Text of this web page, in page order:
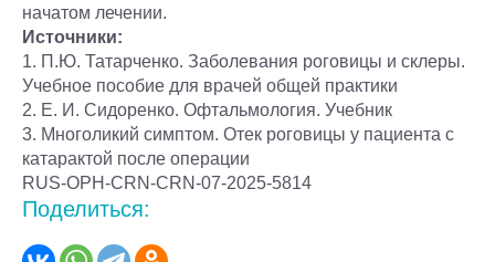
начатом лечении.
Источники:
1. П.Ю. Татарченко. Заболевания роговицы и склеры.
Учебное пособие для врачей общей практики
2. Е. И. Сидоренко. Офтальмология. Учебник
3. Многоликий симптом. Отек роговицы у пациента с
катарактой после операции
RUS-OPH-CRN-CRN-07-2025-5814
Поделиться: